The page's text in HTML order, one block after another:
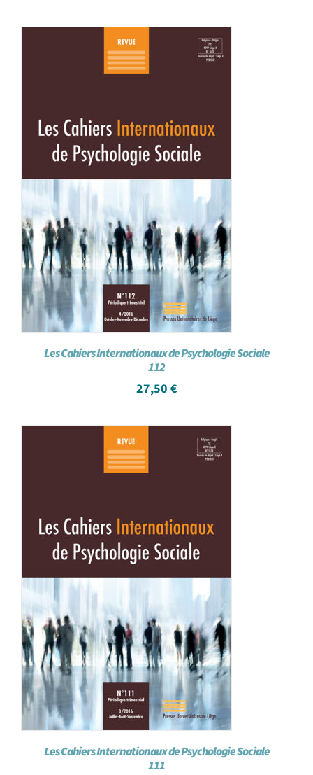
Les Cahiers Internationaux de Psychologie Sociale
112
27,50 €
Les Cahiers Internationaux de Psychologie Sociale
111